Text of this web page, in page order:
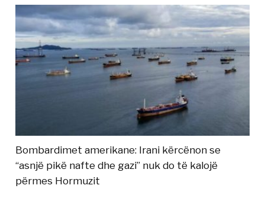
Bombardimet amerikane: Irani kërcënon se
“asnjë pikë nafte dhe gazi” nuk do të kalojë
përmes Hormuzit